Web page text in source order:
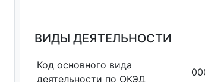
ВИДЫ ДЕЯТЕЛЬНОСТИ
Код основного вида
деятельности по ОКЭД